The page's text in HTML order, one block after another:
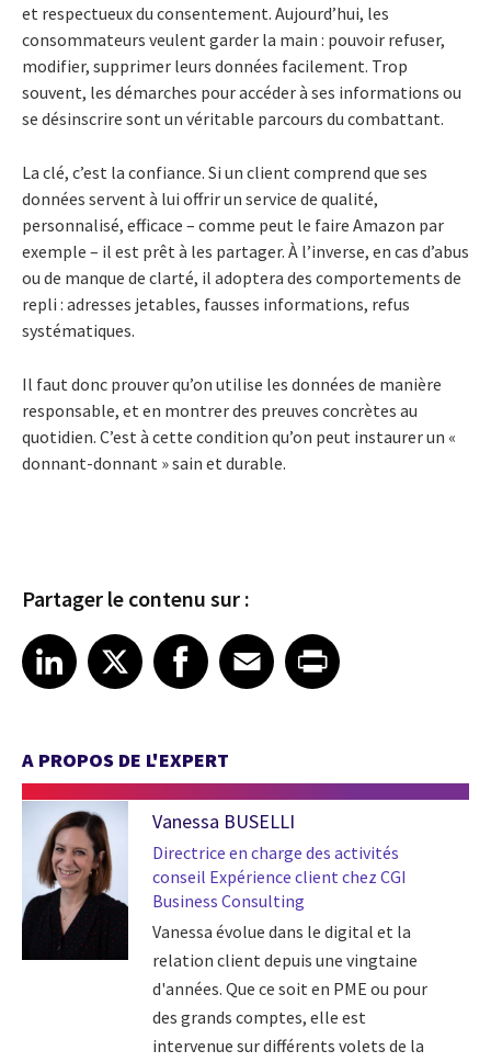
et respectueux du consentement. Aujourd’hui, les
consommateurs veulent garder la main : pouvoir refuser,
modifier, supprimer leurs données facilement. Trop
souvent, les démarches pour accéder à ses informations ou
se désinscrire sont un véritable parcours du combattant.
La clé, c’est la confiance. Si un client comprend que ses
données servent à lui offrir un service de qualité,
personnalisé, efficace – comme peut le faire Amazon par
exemple – il est prêt à les partager. À l’inverse, en cas d’abus
ou de manque de clarté, il adoptera des comportements de
repli : adresses jetables, fausses informations, refus
systématiques.
Il faut donc prouver qu’on utilise les données de manière
responsable, et en montrer des preuves concrètes au
quotidien. C’est à cette condition qu’on peut instaurer un «
donnant-donnant » sain et durable.
Partager le contenu sur :
Share article on LinkedIn
LinkedIn
Share article on XShare article on Facebook
Facebook
Share article on Email
EmailShare article on Print
A PROPOS DE L'EXPERT
Vanessa BUSELLI
Directrice en charge des activités
conseil Expérience client chez CGI
Business Consulting
Vanessa évolue dans le digital et la
relation client depuis une vingtaine
d'années. Que ce soit en PME ou pour
des grands comptes, elle est
intervenue sur différents volets de la